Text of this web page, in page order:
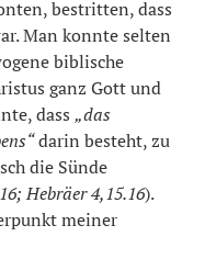
bestritten, dass
Man konnte selten
biblische
ganz Gott und
dass „das
darin besteht, zu
die Sünde
Hebräer 4,15.16).
meiner